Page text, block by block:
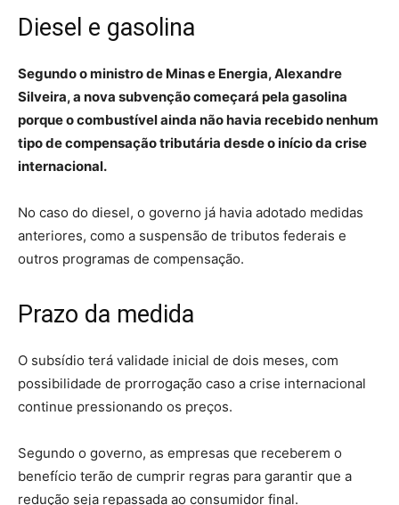
Diesel e gasolina
Segundo o ministro de Minas e Energia, Alexandre
Silveira, a nova subvenção começará pela gasolina
porque o combustível ainda não havia recebido nenhum
tipo de compensação tributária desde o início da crise
internacional.
No caso do diesel, o governo já havia adotado medidas
anteriores, como a suspensão de tributos federais e
outros programas de compensação.
Prazo da medida
O subsídio terá validade inicial de dois meses, com
possibilidade de prorrogação caso a crise internacional
continue pressionando os preços.
Segundo o governo, as empresas que receberem o
benefício terão de cumprir regras para garantir que a
redução seja repassada ao consumidor final.